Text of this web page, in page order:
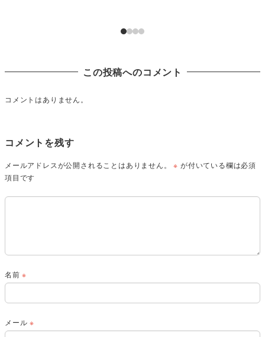
この投稿へのコメント
コメントはありません。
コメントを残す
メールアドレスが公開されることはありません。 ※ が付いている欄は必須
項目です
名前※
メール※